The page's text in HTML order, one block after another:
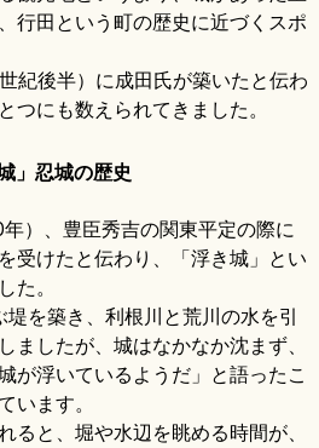
行田という町の歴史に近づくスポ
紀後半）に成田氏が築いたと伝わ
つにも数えられてきました。
」忍城の歴史
）、豊臣秀吉の関東平定の際に
受けたと伝わり、「浮き城」とい
た。
を築き、利根川と荒川の水を引
ましたが、城はなかなか沈まず、
が浮いているようだ」と語ったこ
います。
ると、堀や水辺を眺める時間が、